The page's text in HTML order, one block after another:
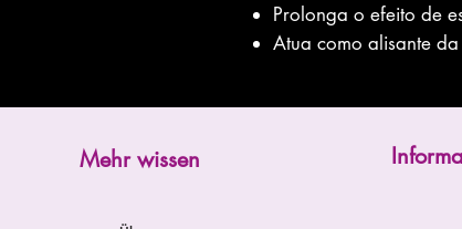
Prolonga o efeito de
Atua como alisante
Mehr wissen